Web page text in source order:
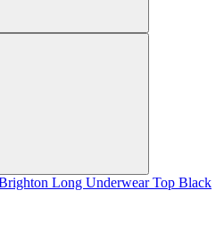
Long Underwear Top Black